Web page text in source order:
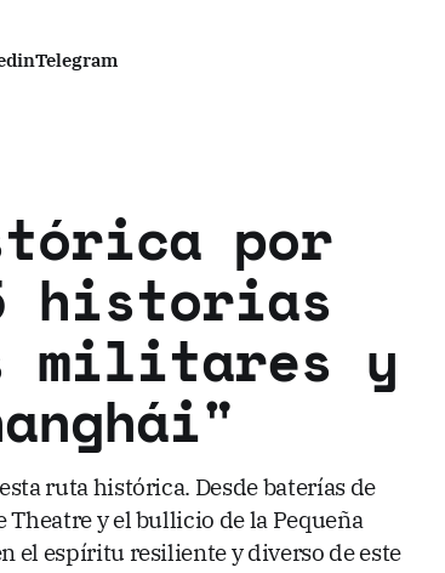
Telegram
por
historias
militares y
ruta histórica. Desde baterías de
y el bullicio de la Pequeña
el espíritu resiliente y diverso de este